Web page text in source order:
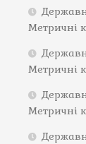
Метричні
Метричні
Метричні